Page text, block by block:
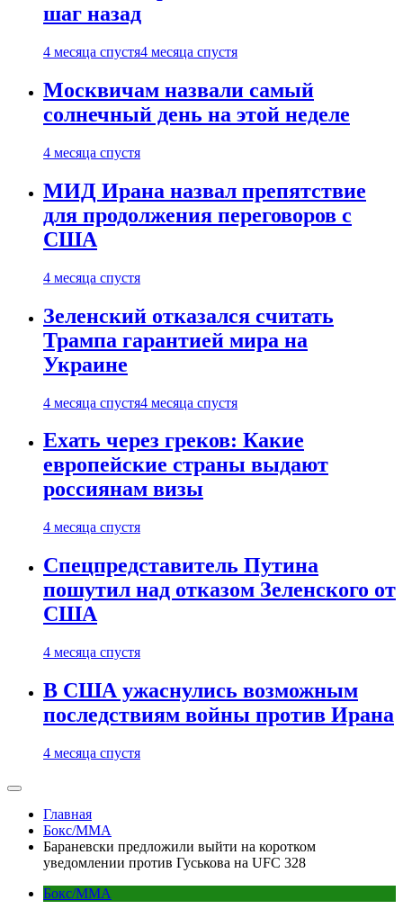
шаг назад
4 месяца спустя4 месяца спустя
Москвичам назвали самый
солнечный день на этой неделе
4 месяца спустя
МИД Ирана назвал препятствие
для продолжения переговоров с
США
4 месяца спустя
Зеленский отказался считать
Трампа гарантией мира на
Украине
4 месяца спустя4 месяца спустя
Ехать через греков: Какие
европейские страны выдают
россиянам визы
4 месяца спустя
Спецпредставитель Путина
пошутил над отказом Зеленского от
США
4 месяца спустя
В США ужаснулись возможным
последствиям войны против Ирана
4 месяца спустя
Главная
Бокс/MMA
Бараневски предложили выйти на коротком
уведомлении против Гуськова на UFC 328
Бокс/MMA